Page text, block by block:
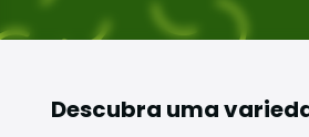
Descubra uma